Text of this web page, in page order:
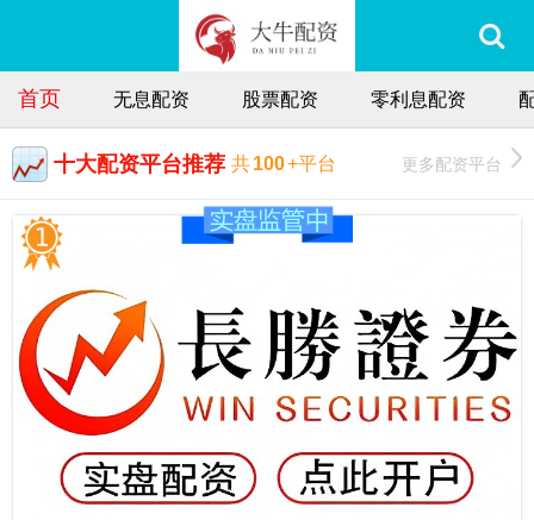
首页 无息配资 股票配资 零利息配资
十大配资平台推荐 共100+平台 更多配资平台